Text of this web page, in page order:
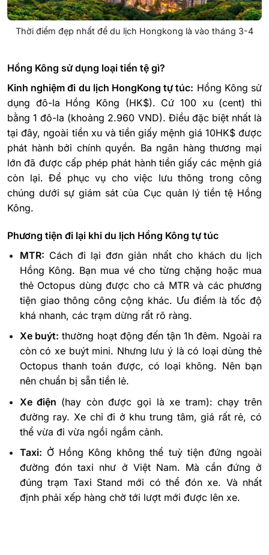
Thời điểm đẹp nhất để du lịch Hongkong là vào tháng 3-4
Hồng Kông sử dụng loại tiền tệ gì?
Kinh nghiệm đi du lịch HongKong tự túc: Hồng Kông sử
dụng đô-la Hồng Kông (HK$). Cứ 100 xu (cent) thì
bằng 1 đô-la (khoảng 2.960 VND). Điều đặc biệt nhất là
tại đây, ngoài tiền xu và tiền giấy mệnh giá 10HK$ được
phát hành bởi chính quyền. Ba ngân hàng thương mại
lớn đã được cấp phép phát hành tiền giấy các mệnh giá
còn lại. Để phục vụ cho việc lưu thông trong công
chúng dưới sự giám sát của Cục quản lý tiền tệ Hồng
Kông.
Phương tiện đi lại khi du lịch Hồng Kông tự túc
MTR: Cách đi lại đơn giản nhất cho khách du lịch
Hồng Kông. Bạn mua vé cho từng chặng hoặc mua
thẻ Octopus dùng được cho cả MTR và các phương
tiện giao thông công cộng khác. Ưu điểm là tốc độ
khá nhanh, các trạm dừng rất rõ ràng.
Xe buýt: thường hoạt động đến tận 1h đêm. Ngoài ra
còn có xe buýt mini. Nhưng lưu ý là có loại dùng thẻ
Octopus thanh toán được, có loại không. Nên bạn
nên chuẩn bị sẵn tiền lẻ.
Xe điện (hay còn được gọi là xe tram): chạy trên
đường ray. Xe chỉ đi ở khu trung tâm, giá rất rẻ, có
thể vừa đi vừa ngồi ngắm cảnh.
Taxi: Ở Hồng Kông không thể tuỳ tiện đứng ngoài
đường đón taxi như ở Việt Nam. Mà cần đứng ở
đúng trạm Taxi Stand mới có thể đón xe. Và nhất
định phải xếp hàng chờ tới lượt mới được lên xe.